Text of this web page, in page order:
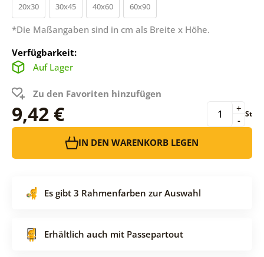
20x30 30x45 40x60 60x90
*Die Maßangaben sind in cm als Breite x Höhe.
Verfügbarkeit:
Auf Lager
Zu den Favoriten hinzufügen
9,42 € -
+ St
IN DEN WARENKORB LEGEN
Es gibt 3 Rahmenfarben zur Auswahl
Erhältlich auch mit Passepartout